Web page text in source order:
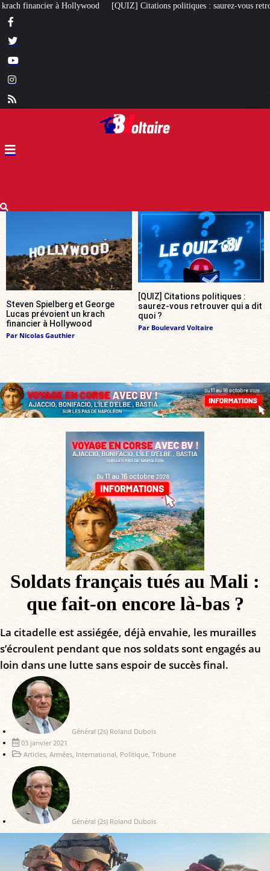
Citations politiques : saurez-vous retrouver qui a dit quoi ? À 97 ans, le
Steven Spielberg et George
Lucas prévoient un krach
financier à Hollywood
Par Nicolas Gauthier
[QUIZ] Citations politiques :
saurez-vous retrouver qui a dit
quoi ?
Par Boulevard Voltaire
Soldats français tués au Mali :
que fait-on encore là-bas ?
La citadelle est assiégée, déjà envahie, les murailles
s’écroulent pendant que nos soldats sont engagés au
loin dans une lutte sans espoir de succès final.
Général (2s) Roland Dubois
03 janvier 2021
Articles, Armées, International, Politique, Tribune
Général (2s) Roland Dubois